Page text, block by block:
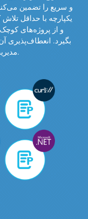
و سریع را تضمین
یکپارچه با حداقل
و از پروژه‌های
بگیرد. انعطاف‌پذیری
مدیریت محتوا ایده‌آل می‌کند.